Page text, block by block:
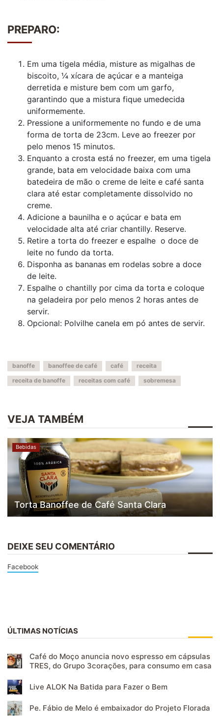
PREPARO:
Em uma tigela média, misture as migalhas de
biscoito, ¼ xícara de açúcar e a manteiga
derretida e misture bem com um garfo,
garantindo que a mistura fique umedecida
uniformemente.
Pressione a uniformemente no fundo e de uma
forma de torta de 23cm. Leve ao freezer por
pelo menos 15 minutos.
Enquanto a crosta está no freezer, em uma tigela
grande, bata em velocidade baixa com uma
batedeira de mão o creme de leite e café santa
clara até estar completamente dissolvido no
creme.
Adicione a baunilha e o açúcar e bata em
velocidade alta até criar chantilly. Reserve.
Retire a torta do freezer e espalhe o doce de
leite no fundo da torta.
Disponha as bananas em rodelas sobre a doce
de leite.
Espalhe o chantilly por cima da torta e coloque
na geladeira por pelo menos 2 horas antes de
servir.
Opcional: Polvilhe canela em pó antes de servir.
banoffe banoffee de café café
receita
receita de banoffe
receitas com café sobremesa
VEJA TAMBÉM
Bebidas
Torta Banoffee de Café Santa Clara
DEIXE SEU COMENTÁRIO
Facebook
ÚLTIMAS NOTÍCIAS
Café do Moço anuncia novo espresso em cápsulas
TRES, do Grupo 3corações, para consumo em casa
Live ALOK Na Batida para Fazer o Bem
Pe. Fábio de Melo é embaixador do Projeto Florada